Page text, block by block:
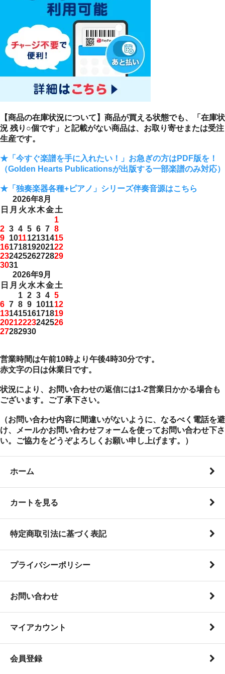
【商品の在庫状況について】商品が買える状態でも、「在庫状
況 残り○個です」と記載がない商品は、お取り寄せまたは受注
生産です。
★「今すぐ楽譜を手に入れたい！」お急ぎの方はPDF版を！
（Golden Hearts Publicationsが出版する一部楽譜のみ対応）
★「独奏楽器各種+ピアノ」シリーズ伴奏音源はこちら
2026年8月
日 月 火 水木金土
1
2 3 4 5 6 7 8
9 101112131415
16171819202122
23242526272829
3031
2026年9月
日 月 火 水木金土
1 2 3 4 5
6 7 8 9 101112
13141516171819
20212223242526
27282930
営業時間は午前10時より午後4時30分です。
赤文字の日は休業日です。
状況により、お問い合わせの返信には1-2営業日かかる場合も
ございます。ご了承下さい。
（お問い合わせ内容に間違いがないように、なるべく電話を避
け、メールかお問い合わせフォームを使ってお問い合わせ下さ
い。ご協力をどうぞよろしくお願い申し上げます。）
ホーム
カートを見る
特定商取引法に基づく表記
プライバシーポリシー
お問い合わせ
マイアカウント
会員登録